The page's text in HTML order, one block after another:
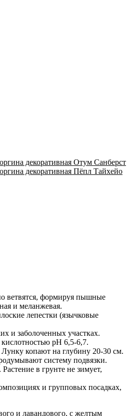
декоративная Отум Санберст
декоративная Пёпл Тайхейо
ветвятся, формируя пышные
и меланжевая.
лепестки (язычковые
и заболоченных участках.
рН 6,5-6,7.
копают на глубину 20-30 см.
систему подвязки.
в грунте не зимует,
и групповых посадках,
и лавандового, с желтым